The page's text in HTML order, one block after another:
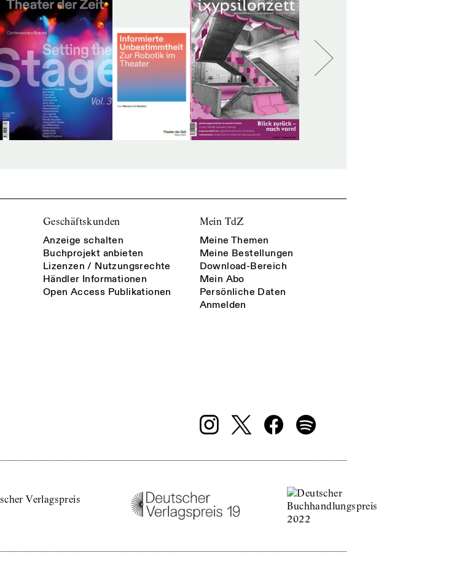
Geschäftskunden
Anzeige schalten
Buchprojekt anbieten
Lizenzen / Nutzungsrechte
Händler Informationen
Open Access Publikationen
Mein TdZ
Meine Themen
Meine Bestellungen
Download-Bereich
Mein Abo
Persönliche Daten
Anmelden